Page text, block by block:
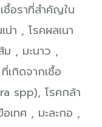
ชื้อราที่สำคัญใน
น่า , โรคผลเนา
, มะนาว ,
เกิดจากเชื้อ
spp), โรคกล้า
เทศ , มะละกอ ,